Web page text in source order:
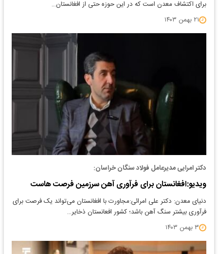
برای اکتشاف معدن است که در این حوزه حتی از افغانستان…
۲۱ بهمن ۱۴۰۳
دکتر امرایی مدیرعامل فولاد سنگان خراسان:
ویدیو:افغانستان برای فرآوری آهن سرزمین فرصت هاست
دنیای معدن: دکتر علی امرائی:مجاورت با افغانستان می‌تواند یک فرصت برای
فرآوری بیشتر سنگ آهن باشد؛ کشور افعانستان ذخایر…
۳ بهمن ۱۴۰۳